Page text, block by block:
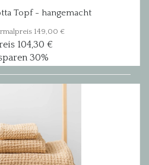
Topf - hangemacht
149,00 €
104,30 €
30%